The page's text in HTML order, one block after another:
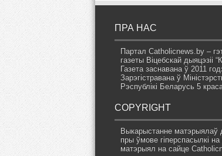
ПРА НАС
Партал Catholicnews.by –
газеты Віцебскай дыяцэзіі
Газета заснавана ў 2011
Зарэгістравана ў
Рэспублікі Беларусь 5
COPYRIGHT
Выкарыстанне матэрыялаў
пры ўмове гіперспасылкі на
матэрыял на сайце